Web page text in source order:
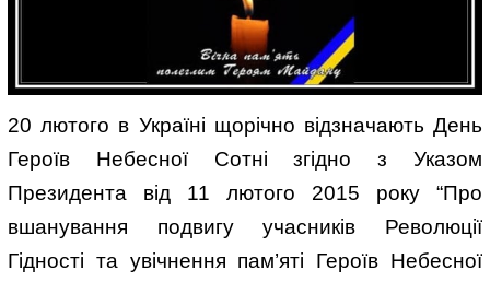
20 лютого в Україні щорічно відзначають День
Героїв Небесної Сотні згідно з Указом
Президента від 11 лютого 2015 року “Про
вшанування подвигу учасників Революції
Гідності та увічнення пам’яті Героїв Небесної